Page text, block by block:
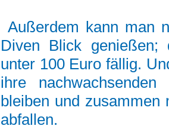
Außerdem kann man
Diven Blick genießen;
unter 100 Euro fällig.
ihre
bleiben und zusammen
abfallen.